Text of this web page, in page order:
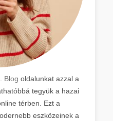
Blog oldalunkat azzal a
tegyük a hazai
térben. Ezt a
eszközeinek a